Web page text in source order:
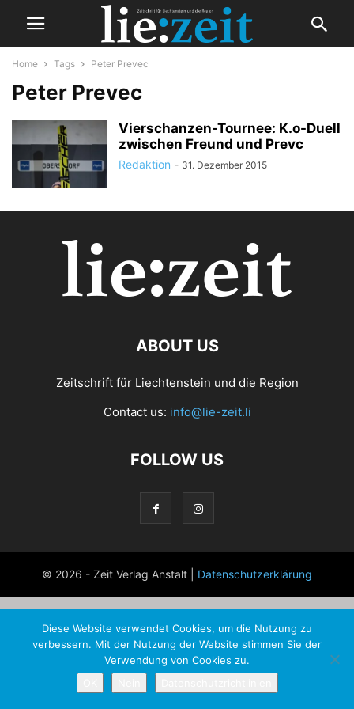
Home Tags Peter Prevec
Peter Prevec
Vierschanzen-Tournee: K.o-Duell
zwischen Freund und Prevc
Redaktion - 31. Dezember 2015
ABOUT US
Zeitschrift für Liechtenstein und die Region
Contact us: info@lie-zeit.li
FOLLOW US
© 2026 - Zeit Verlag Anstalt | Datenschutzerklärung
Diese Website verwendet Cookies, um die Nutzung zu
verbessern. Mit der Nutzung der Website stimmen Sie der
Verwendung von Cookies zu.